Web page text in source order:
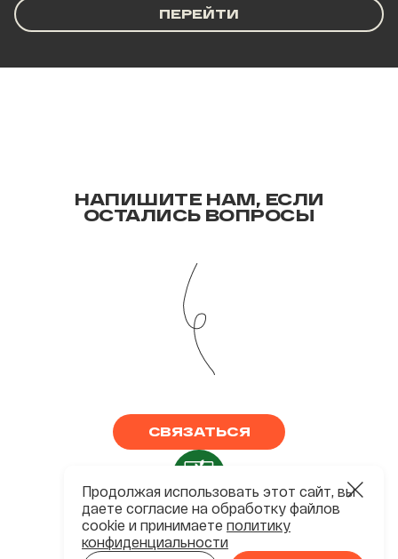
ПЕРЕЙТИ
НАПИШИТЕ НАМ, ЕСЛИ
ОСТАЛИСЬ ВОПРОСЫ
СВЯЗАТЬСЯ
ХК ЧИСТОПОЛЬЕ ©2026
Продолжая использовать этот сайт, вы
даете согласие на обработку файлов
cookie и принимаете политику
конфиденциальности